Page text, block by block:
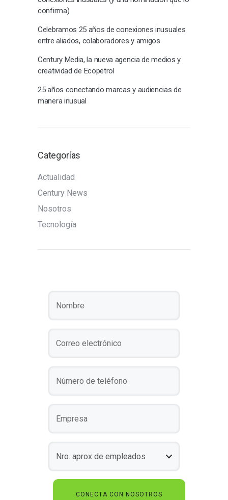
confirma)
Celebramos 25 años de conexiones inusuales
entre aliados, colaboradores y amigos
Century Media, la nueva agencia de medios y
creatividad de Ecopetrol
25 años conectando marcas y audiencias de
manera inusual
Categorías
Actualidad
Century News
Nosotros
Tecnología